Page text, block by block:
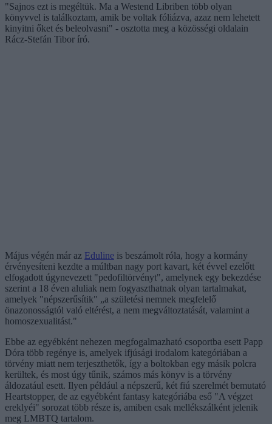
"Sajnos ezt is megéltük. Ma a Westend Libriben több olyan
könyvvel is találkoztam, amik be voltak fóliázva, azaz nem lehetett
kinyitni őket és beleolvasni" - osztotta meg a közösségi oldalain
Rácz-Stefán Tibor író.
Május végén már az Eduline is beszámolt róla, hogy a kormány
érvényesíteni kezdte a múltban nagy port kavart, két évvel ezelőtt
elfogadott úgynevezett "pedofiltörvényt", amelynek egy bekezdése
szerint a 18 éven aluliak nem fogyaszthatnak olyan tartalmakat,
amelyek "népszerűsítik" „a születési nemnek megfelelő
önazonosságtól való eltérést, a nem megváltoztatását, valamint a
homoszexualitást."
Ebbe az egyébként nehezen megfogalmazható csoportba esett Papp
Dóra több regénye is, amelyek ifjúsági irodalom kategóriában a
törvény miatt nem terjeszthetők, így a boltokban egy másik polcra
kerültek, és most úgy tűnik, számos más könyv is a törvény
áldozatául esett. Ilyen például a népszerű, két fiú szerelmét bemutató
Heartstopper, de az egyébként fantasy kategóriába eső "A végzet
ereklyéi" sorozat több része is, amiben csak mellékszálként jelenik
meg LMBTQ tartalom.